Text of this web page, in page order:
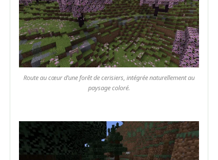
Route au cœur d’une forêt de cerisiers, intégrée naturellement au
paysage coloré.